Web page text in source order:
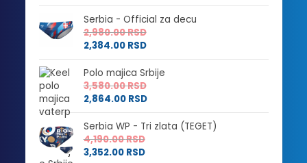
Serbia - Official za decu
2,980.00RSD
2,384.00 RSD
Polo majica Srbije
3,580.00RSD
2,864.00 RSD
Serbia WP - Tri zlata (TEGET)
4,190.00RSD
3,352.00 RSD